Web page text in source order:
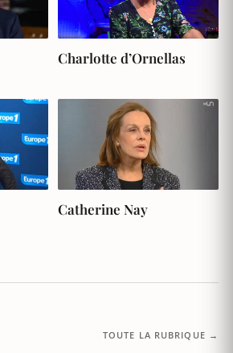
Charlotte d’Ornellas
Catherine Nay
TOUTE LA RUBRIQUE →